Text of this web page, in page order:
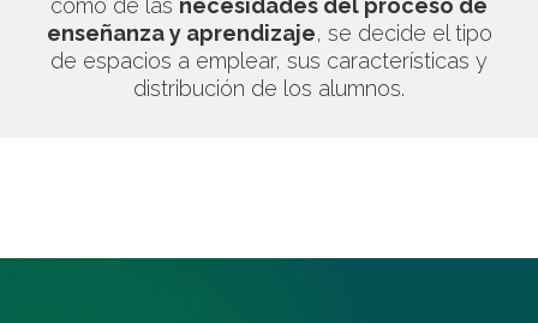
como de las necesidades del proceso de
enseñanza y aprendizaje, se decide el tipo
de espacios a emplear, sus características y
distribución de los alumnos.